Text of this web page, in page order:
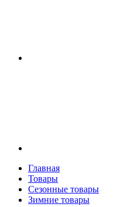
Главная
Товары
Сезонные товары
Зимние товары